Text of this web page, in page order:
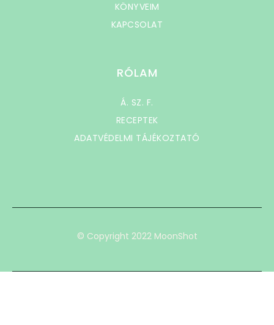
KÖNYVEIM
KAPCSOLAT
RÓLAM
Á. SZ. F.
RECEPTEK
ADATVÉDELMI TÁJÉKOZTATÓ
© Copyright 2022 MoonShot